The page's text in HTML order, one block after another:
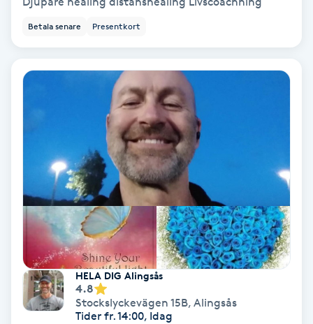
Massage
Medial vägledning
Medicinsk massage
Meditation
Betala senare Presentkort
HELA DIG Alingsås
4.8
Stockslyckevägen 15B, Alingsås
Tider fr. 14:00, Idag